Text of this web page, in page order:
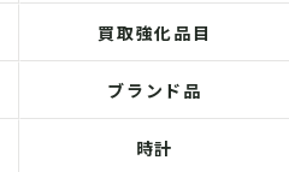
買取強化品目
ブランド品
時計